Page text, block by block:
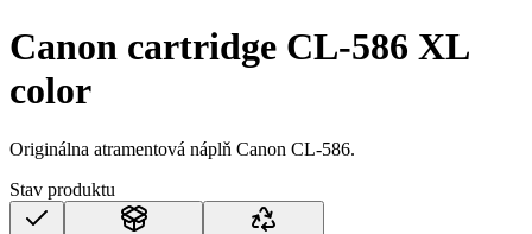
Canon cartridge CL-586 XL
color
Originálna atramentová náplň Canon CL-586.
Stav produktu